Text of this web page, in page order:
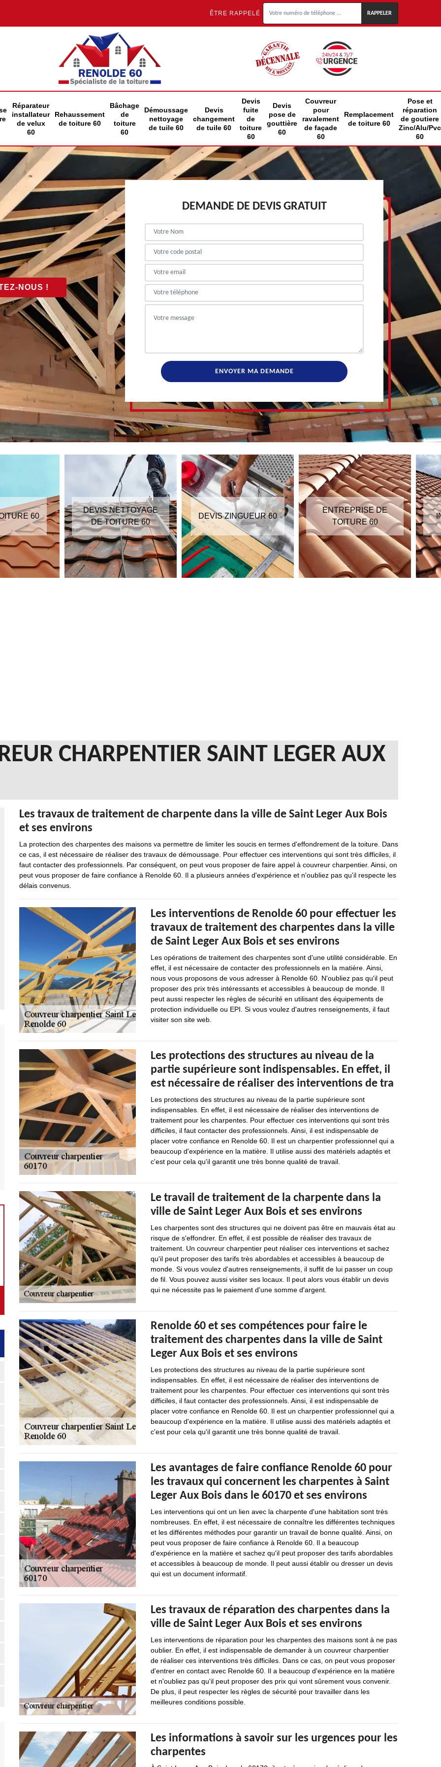
ÊTRE RAPPELÉ
Réparateur
installateur
de velux
60
Rehaussement
de toiture 60
Bâchage
de
toiture
60
Démoussage
nettoyage
de tuile 60
Devis
changement
de tuile 60
Devis
fuite
de
toiture
60
Devis
pose de
gouttière
60
Couvreur
pour
ravalement
de façade
60
Remplacement
de toiture 60
Pose et
réparation
de goutiere
Zinc/Alu/Pvc
60
NOUS !
DEMANDE DE DEVIS GRATUIT
60
DEVIS NETTOYAGE
DE TOITURE 60
DEVIS ZINGUEUR 60
ENTREPRISE DE
TOITURE 60
CHARPENTIER SAINT LEGER AUX
Les travaux de traitement de charpente dans la ville de Saint Leger Aux Bois
et ses environs
La protection des charpentes des maisons va permettre de limiter les soucis en termes d'effondrement de la toiture. Dans
ce cas, il est nécessaire de réaliser des travaux de démoussage. Pour effectuer ces interventions qui sont très difficiles, il
faut contacter des professionnels. Par conséquent, on peut vous proposer de faire appel à couvreur charpentier. Ainsi, on
peut vous proposer de faire confiance à Renolde 60. Il a plusieurs années d'expérience et n'oubliez pas qu'il respecte les
délais convenus.
Les interventions de Renolde 60 pour effectuer les
travaux de traitement des charpentes dans la ville
de Saint Leger Aux Bois et ses environs
Les opérations de traitement des charpentes sont d'une utilité considérable. En
effet, il est nécessaire de contacter des professionnels en la matière. Ainsi,
nous vous proposons de vous adresser à Renolde 60. N'oubliez pas qu'il peut
proposer des prix très intéressants et accessibles à beaucoup de monde. Il
peut aussi respecter les règles de sécurité en utilisant des équipements de
protection individuelle ou EPI. Si vous voulez d'autres renseignements, il faut
visiter son site web.
Les protections des structures au niveau de la
partie supérieure sont indispensables. En effet, il
est nécessaire de réaliser des interventions de tra
Les protections des structures au niveau de la partie supérieure sont
indispensables. En effet, il est nécessaire de réaliser des interventions de
traitement pour les charpentes. Pour effectuer ces interventions qui sont très
difficiles, il faut contacter des professionnels. Ainsi, il est indispensable de
placer votre confiance en Renolde 60. Il est un charpentier professionnel qui a
beaucoup d'expérience en la matière. Il utilise aussi des matériels adaptés et
c'est pour cela qu'il garantit une très bonne qualité de travail.
Le travail de traitement de la charpente dans la
ville de Saint Leger Aux Bois et ses environs
Les charpentes sont des structures qui ne doivent pas être en mauvais état au
risque de s'effondrer. En effet, il est possible de réaliser des travaux de
traitement. Un couvreur charpentier peut réaliser ces interventions et sachez
qu'il peut proposer des tarifs très abordables et accessibles à beaucoup de
monde. Si vous voulez d'autres renseignements, il suffit de lui passer un coup
de fil. Vous pouvez aussi visiter ses locaux. Il peut alors vous établir un devis
qui ne nécessite pas le paiement d'une somme d'argent.
Renolde 60 et ses compétences pour faire le
traitement des charpentes dans la ville de Saint
Leger Aux Bois et ses environs
Les protections des structures au niveau de la partie supérieure sont
indispensables. En effet, il est nécessaire de réaliser des interventions de
traitement pour les charpentes. Pour effectuer ces interventions qui sont très
difficiles, il faut contacter des professionnels. Ainsi, il est indispensable de
placer votre confiance en Renolde 60. Il est un charpentier professionnel qui a
beaucoup d'expérience en la matière. Il utilise aussi des matériels adaptés et
c'est pour cela qu'il garantit une très bonne qualité de travail.
Les avantages de faire confiance Renolde 60 pour
les travaux qui concernent les charpentes à Saint
Leger Aux Bois dans le 60170 et ses environs
Les interventions qui ont un lien avec la charpente d'une habitation sont très
nombreuses. En effet, il est nécessaire de connaître les différentes techniques
et les différentes méthodes pour garantir un travail de bonne qualité. Ainsi, on
peut vous proposer de faire confiance à Renolde 60. Il a beaucoup
d'expérience en la matière et sachez qu'il peut proposer des tarifs abordables
et accessibles à beaucoup de monde. Il peut aussi établir ou dresser un devis
qui est un document informatif.
Les travaux de réparation des charpentes dans la
ville de Saint Leger Aux Bois et ses environs
Les interventions de réparation pour les charpentes des maisons sont à ne pas
oublier. En effet, il est indispensable de demander à un couvreur charpentier
de réaliser ces interventions très difficiles. Dans ce cas, on peut vous proposer
d'entrer en contact avec Renolde 60. Il a beaucoup d'expérience en la matière
et n'oubliez pas qu'il peut proposer des prix qui vont sûrement vous convenir.
De plus, il peut respecter les règles de sécurité pour travailler dans les
meilleures conditions possible.
Les informations à savoir sur les urgences pour les
charpentes